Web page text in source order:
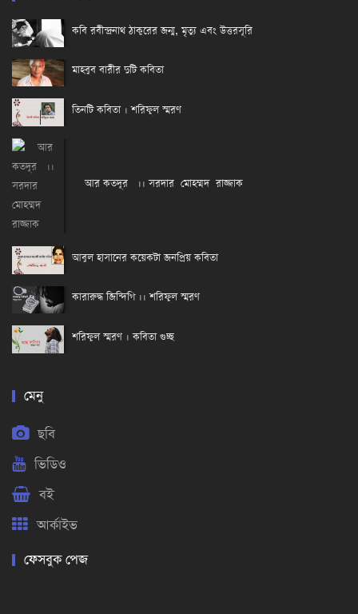
কবি রবীন্দ্রনাথ ঠাকুরের জন্ম, মৃত্যু এবং উত্তরসূরি
মাহবুব বারীর দুটি কবিতা
তিনটি কবিতা । শরিফুল স্মরণ
আর কতদূর ।। সরদার মোহম্মদ রাজ্জাক
আবুল হাসানের কয়েকটা জনপ্রিয় কবিতা
কারারুদ্ধ জিন্দিগি ।। শরিফুল স্মরণ
শরিফুল স্মরণ । কবিতা গুচ্ছ
মেনু
ছবি
ভিডিও
বই
আর্কাইভ
ফেসবুক পেজ